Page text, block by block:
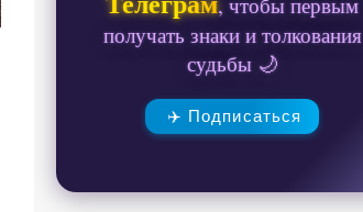
получать знаки и толкования
судьбы 🌙
✈️ Подписаться